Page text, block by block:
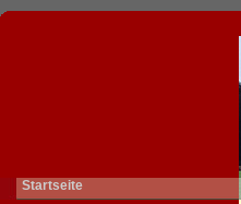
Startseite